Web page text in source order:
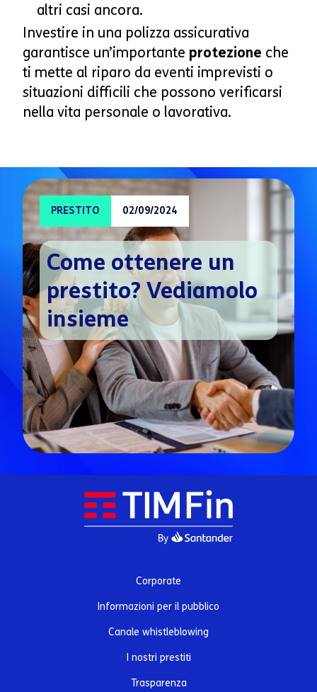
altri casi ancora.
Investire in una polizza assicurativa
garantisce un’importante protezione che
ti mette al riparo da eventi imprevisti o
situazioni difficili che possono verificarsi
nella vita personale o lavorativa.
PRESTITO 02/09/2024
Come ottenere un
prestito? Vediamolo
insieme
Corporate
Informazioni per il pubblico
Canale whistleblowing
I nostri prestiti
Trasparenza